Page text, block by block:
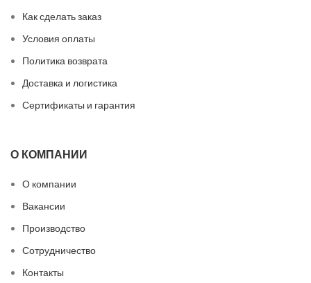
Как сделать заказ
Условия оплаты
Политика возврата
Доставка и логистика
Сертификаты и гарантия
О КОМПАНИИ
О компании
Вакансии
Производство
Сотрудничество
Контакты